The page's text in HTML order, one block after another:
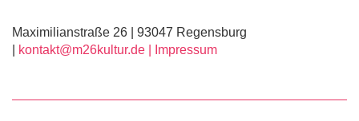
Maximilianstraße 26 | 93047 Regensburg
kontakt@m26kultur.de | Impressum